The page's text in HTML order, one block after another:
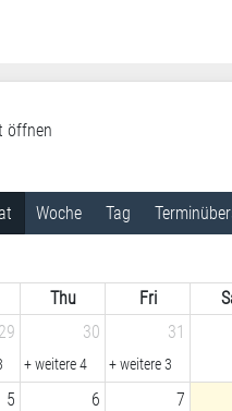
öffnen
Woche Tag
Thu Fri
29 30
+ weitere 4
31
+ weitere 3
5 6 7